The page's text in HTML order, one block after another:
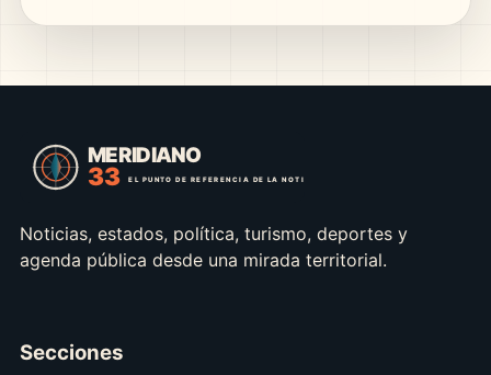
Noticias, estados, política, turismo, deportes y
agenda pública desde una mirada territorial.
Secciones